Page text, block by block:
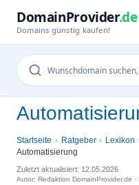
DomainProvider.de
Domains günstig kaufen!
Startseite Ratgeber
Lexikon
Automatisierung
Zuletzt aktualisiert: 12.05.2026
Autor: Redaktion DomainProvider.de ·